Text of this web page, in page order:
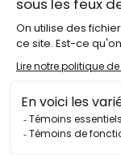
THÉÂTRE DE
100, AVENUE DES